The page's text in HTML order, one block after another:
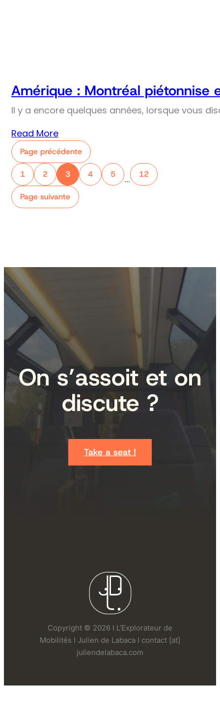
Amérique : Montréal piétonnise
Il y a encore quelques années, lorsque vous
Read More
Page précédente
1 2 3 4 5
…
12
Page suivante
On s’assoit et on
discute ?
Take a seat !
Copyright © 2026 I L’Explorateur de
Mobilités I Julien de Labaca I contact [at]
juliendelabaca.com